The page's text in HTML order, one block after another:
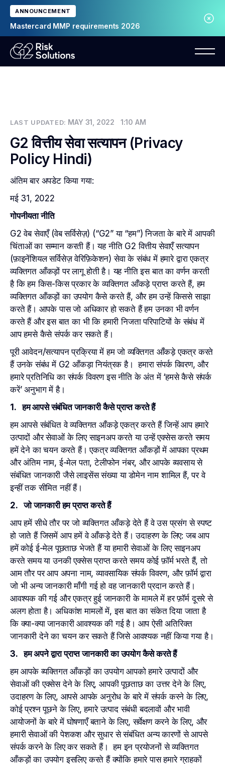
ANNOUNCEMENT
Mastercard MMP requirements 2026
LAST UPDATED: MAY 31, 2022 1:10 AM
G2 वित्तीय सेवा सत्यापन (Privacy
Policy Hindi)
अंतिम बार अपडेट किया गया:
मई 31, 2022
गोपनीयता नीति
G2 वेब सेवाएँ (वेब सर्विसेज़) (“G2” या “हम”) निजता के बारे में आपकी
चिंताओं का सम्मान करती हैं। यह नीति G2 वित्तीय सेवाएँ सत्यापन
(फ़ाइनेंशियल सर्विसेज़ वेरिफ़िकेशन) सेवा के संबंध में हमारे द्वारा एकत्र
व्यक्तिगत आँकड़ों पर लागू होती है। यह नीति इस बात का वर्णन करती
है कि हम किस-किस प्रकार के व्यक्तिगत आँकड़े प्राप्त करते हैं, हम
व्यक्तिगत आँकड़ों का उपयोग कैसे करते हैं, और हम उन्हें किससे साझा
करते हैं। आपके पास जो अधिकार हो सकते हैं हम उनका भी वर्णन
करते हैं और इस बात का भी कि हमारी निजता परिपाटियों के संबंध में
आप हमसे कैसे संपर्क कर सकते हैं।
पूरी आवेदन/सत्यापन प्रक्रिया में हम जो व्यक्तिगत आँकड़े एकत्र करते
हैं उनके संबंध में G2 आँकड़ा नियंत्रक है। हमारा संपर्क विवरण, और
हमारे प्रतिनिधि का संपर्क विवरण इस नीति के अंत में ‘हमसे कैसे संपर्क
करें’ अनुभाग में है।
1. हम आपसे संबंधित जानकारी कैसे प्राप्त करते हैं
हम आपसे संबंधित वे व्यक्तिगत आँकड़े एकत्र करते हैं जिन्हें आप हमारे
उत्पादों और सेवाओं के लिए साइनअप करते या उन्हें एक्सेस करते समय
हमें देने का चयन करते हैं। एकत्र व्यक्तिगत आँकड़ों में आपका प्रथम
और अंतिम नाम, ई-मेल पता, टेलीफोन नंबर, और आपके व्यवसाय से
संबंधित जानकारी जैसे लाइसेंस संख्या या डोमेन नाम शामिल हैं, पर वे
इन्हीं तक सीमित नहीं हैं।
2. जो जानकारी हम प्राप्त करते हैं
आप हमें सीधे तौर पर जो व्यक्तिगत आँकड़े देते हैं वे उस प्रसंग से स्पष्ट
हो जाते हैं जिसमें आप हमें वे आँकड़े देते हैं। उदाहरण के लिए: जब आप
हमें कोई ई-मेल पूछताछ भेजते हैं या हमारी सेवाओं के लिए साइनअप
करते समय या उनकी एक्सेस प्राप्त करते समय कोई फ़ॉर्म भरते हैं, तो
आम तौर पर आप अपना नाम, व्यावसायिक संपर्क विवरण, और फ़ॉर्म द्वारा
जो भी अन्य जानकारी माँगी गई हो वह जानकारी प्रदान करते हैं।
आवश्यक की गई और एकत्र हुई जानकारी के मामले में हर फ़ॉर्म दूसरे से
अलग होता है। अधिकांश मामलों में, इस बात का संकेत दिया जाता है
कि क्या-क्या जानकारी आवश्यक की गई है। आप ऐसी अतिरिक्त
जानकारी देने का चयन कर सकते हैं जिसे आवश्यक नहीं किया गया है।
3. हम अपने द्वारा प्राप्त जानकारी का उपयोग कैसे करते हैं
हम आपके व्यक्तिगत आँकड़ों का उपयोग आपको हमारे उत्पादों और
सेवाओं की एक्सेस देने के लिए, आपकी पूछताछ का उत्तर देने के लिए,
उदाहरण के लिए, आपसे आपके अनुरोध के बारे में संपर्क करने के लिए,
कोई प्रश्न पूछने के लिए, हमारे उत्पाद संबंधी बदलावों और भावी
आयोजनों के बारे में घोषणाएँ बताने के लिए, सर्वेक्षण करने के लिए, और
हमारी सेवाओं की पेशकश और सुधार से संबंधित अन्य कारणों से आपसे
संपर्क करने के लिए कर सकते हैं। हम इन प्रयोजनों से व्यक्तिगत
आँकड़ों का उपयोग इसलिए करते हैं क्योंकि हमारे पास हमारे ग्राहकों